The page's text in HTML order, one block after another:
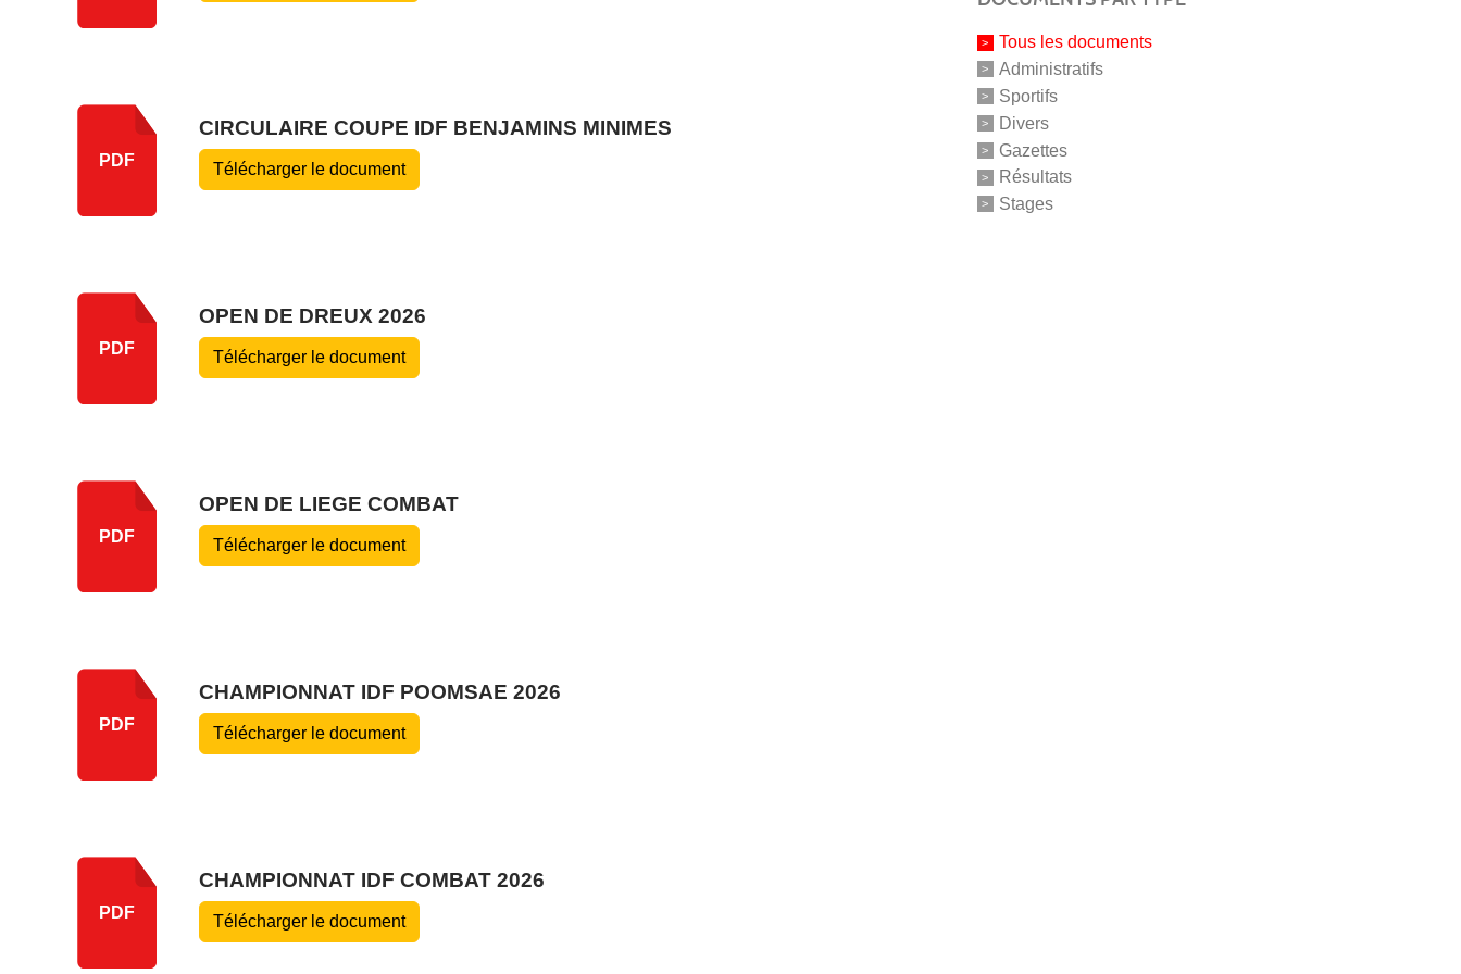
PDF
CIRCULAIRE COUPE IDF BENJAMINS MINIMES
Télécharger le document
PDF
OPEN DE DREUX 2026
Télécharger le document
PDF
OPEN DE LIEGE COMBAT
Télécharger le document
PDF
CHAMPIONNAT IDF POOMSAE 2026
Télécharger le document
PDF
CHAMPIONNAT IDF COMBAT 2026
Télécharger le document
Tous les documents
Administratifs
Sportifs
Divers
Gazettes
Résultats
Stages